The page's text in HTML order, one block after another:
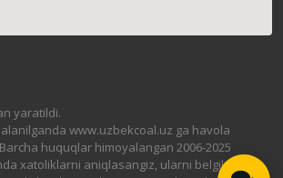
yaratildi.
www.uzbekcoal.uz ga havola
huquqlar himoyalangan 2006-2025
xatoliklarni aniqlasangiz, ularni belgilab,